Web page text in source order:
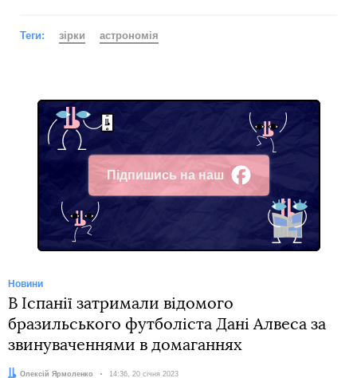
Теги: зірки астрономія
Підпишись на наш
Facebook
Новини
В Іспанії затримали відомого
бразильського футболіста Дані Алвеса за
звинуваченнями в домаганнях
Автор:
Олексій Ярмоленко Дата:
14:36, 20 січня 2023